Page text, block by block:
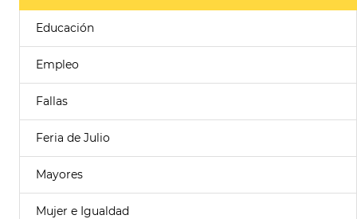
Educación
Empleo
Fallas
Feria de Julio
Mayores
Mujer e Igualdad